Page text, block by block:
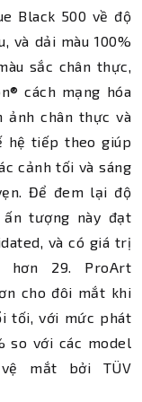
Black 500 về độ
và dải màu 100%
sắc chân thực,
cách mạng hóa
ảnh chân thực và
hệ tiếp theo giúp
cảnh tối và sáng
Để đem lại độ
ấn tượng này đạt
và có giá trị
hơn 29. ProArt
cho đôi mắt khi
tối, với mức phát
so với các model
mắt bởi TÜV